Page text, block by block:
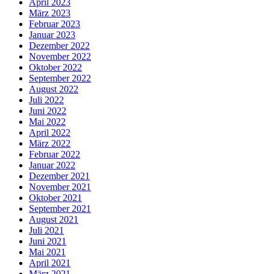
April 2023
März 2023
Februar 2023
Januar 2023
Dezember 2022
November 2022
Oktober 2022
September 2022
August 2022
Juli 2022
Juni 2022
Mai 2022
April 2022
März 2022
Februar 2022
Januar 2022
Dezember 2021
November 2021
Oktober 2021
September 2021
August 2021
Juli 2021
Juni 2021
Mai 2021
April 2021